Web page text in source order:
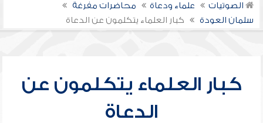
الصوتيات علماء ودعاة
محاضرات مفرغة
سلمان العودة
كبار العلماء يتكلمون عن الدعاة
كبار العلماء يتكلمون عن
الدعاة